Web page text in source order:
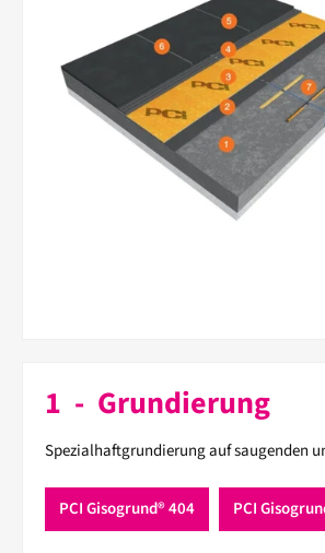
1 - Grundierung
Spezialhaftgrundierung auf saugenden
PCI Gisogrund® 404 PCI